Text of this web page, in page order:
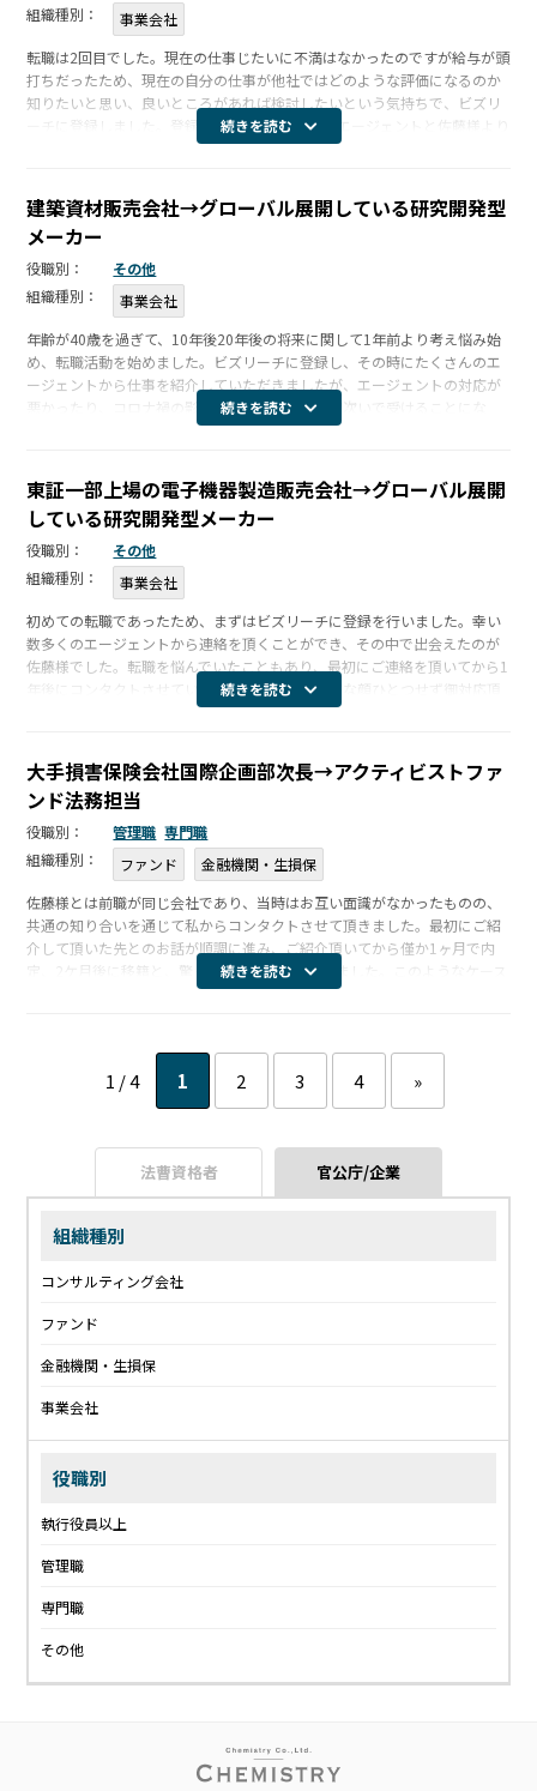
組織種別：
事業会社
転職は2回目でした。現在の仕事じたいに不満はなかったのですが給与が頭
打ちだったため、現在の自分の仕事が他社ではどのような評価になるのか
知りたいと思い、良いところがあれば検討したいという気持ちで、ビズリ
ーチに登録しました。登録して3カ月で、数人のエージェントと佐藤様より
連絡がありました。恥ずかしながら、わたしが登録していた職務経歴書が
続きを読む
建築資材販売会社→グローバル展開している研究開発型
メーカー
役職別：
その他
組織種別：
事業会社
年齢が40歳を過ぎて、10年後20年後の将来に関して1年前より考え悩み始
め、転職活動を始めました。ビズリーチに登録し、その時にたくさんのエ
ージェントから仕事を紹介していただきましたが、エージェントの対応が
悪かったり、コロナ禍の影響で内定取り消しを相次いで受けることにな
り、転職を諦めました。今年に入り転職活動を再開しようかと迷っていた
続きを読む
東証一部上場の電子機器製造販売会社→グローバル展開
している研究開発型メーカー
役職別：
その他
組織種別：
事業会社
初めての転職であったため、まずはビズリーチに登録を行いました。幸い
数多くのエージェントから連絡を頂くことができ、その中で出会えたのが
佐藤様でした。転職を悩んでいたこともあり、最初にご連絡を頂いてから1
年後にコンタクトさせていただいたのですが、嫌な顔ひとつせず御対応頂
けました。コロナ下ということもあり、最初は電話で対話することになり
続きを読む
大手損害保険会社国際企画部次長→アクティビストファ
ンド法務担当
役職別： 管理職 専門職
組織種別：
ファンド
金融機関・生損保
佐藤様とは前職が同じ会社であり、当時はお互い面識がなかったものの、
共通の知り合いを通じて私からコンタクトさせて頂きました。最初にご紹
介して頂いた先とのお話が順調に進み、ご紹介頂いてから僅か1ヶ月で内
定、2ケ月後に移籍と、驚くほどスムーズに進みました。このようなケース
は珍しいとのことですが、改めて、候補者の特性や適性を見抜く佐藤様の
続きを読む
1 / 4 1 2 3 4 »
法曹資格者 官公庁/企業
組織種別
コンサルティング会社
ファンド
金融機関・生損保
事業会社
役職別
執行役員以上
管理職
専門職
その他